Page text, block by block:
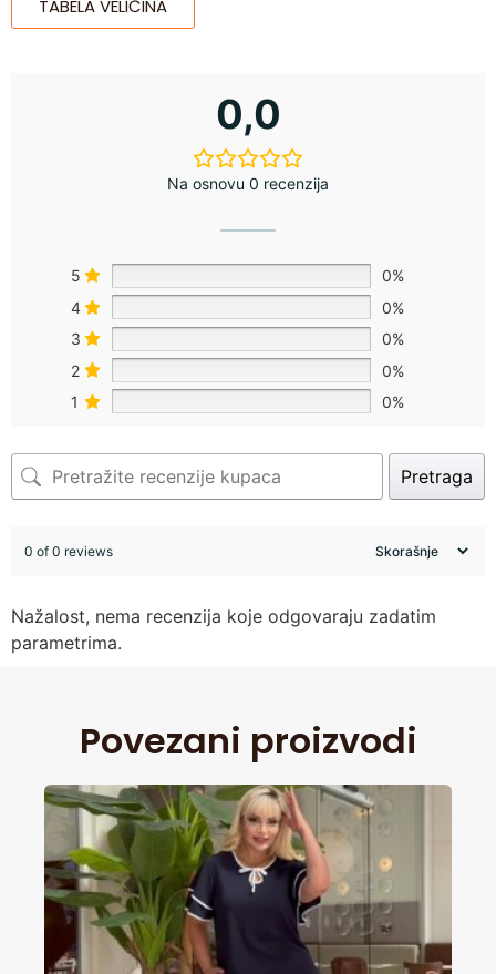
TABELA VELIČINA
0,0
Na osnovu 0 recenzija
5
0%
4
0%
3
0%
2
0%
1
0%
Pretraga
0 of 0 reviews
Nažalost, nema recenzija koje odgovaraju zadatim
parametrima.
Povezani proizvodi